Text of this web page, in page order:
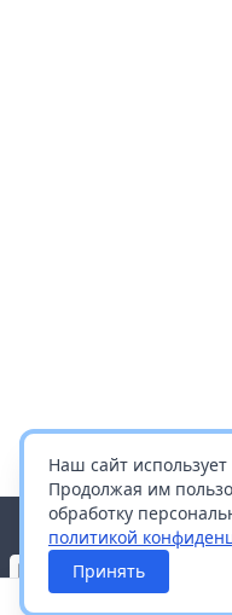
Наш сайт использует
Продолжая им
обработку
политикой
Принять